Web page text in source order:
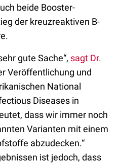
beide Booster-
der kreuzreaktiven B-
gute Sache“, sagt Dr.
Veröffentlichung und
National
Diseases in
dass wir immer noch
Varianten mit einem
abzudecken.“
ist jedoch, dass